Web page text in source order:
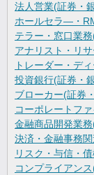
法人営業(証券・
ホールセラ―・
テラー・窓口業
アナリスト・リ
トレーダー・デ
投資銀行(証券・
ブローカー(証券
コーポレートフ
金融商品開発業
決済・金融事務
リスク・与信・
コンプライアン